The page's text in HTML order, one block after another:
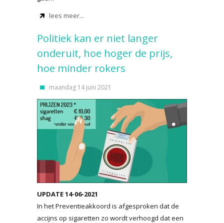
lees meer...
Politiek kan er niet langer
onderuit, hoe hoger de prijs,
hoe minder rokers
maandag 14 juni 2021
UPDATE 14-06-2021
In het Preventieakkoord is afgesproken dat de
accijns op sigaretten zo wordt verhoogd dat een